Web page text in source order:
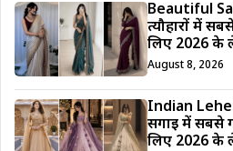
Beautiful
त्यौहारों में
लिए 2026 के
August 8, 2026
Indian
सगाई में सबसे
लिए 2026 के